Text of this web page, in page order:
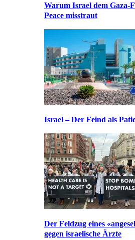
Warum Israel dem Gaza-
Peace misstraut
Israel – Der Feind als
Der Feldzug eines
gegen israelische Ärzte